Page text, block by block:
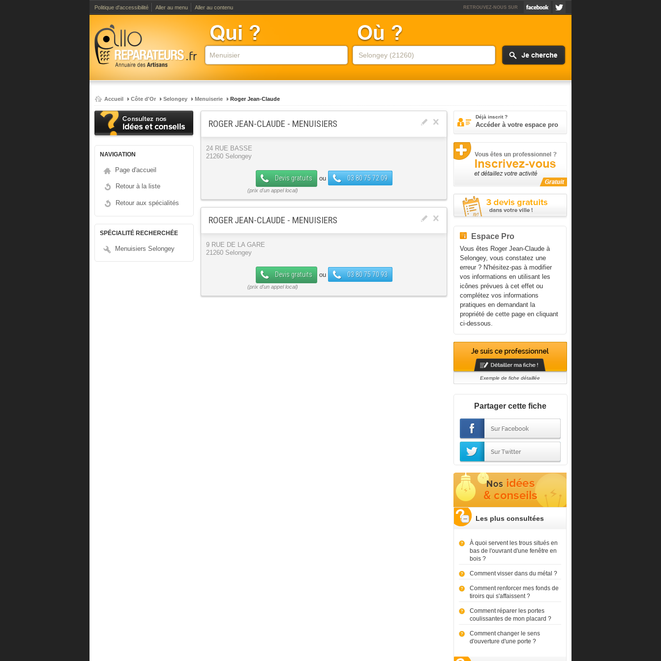
Politique d'accessibilité Aller au menu Aller au contenu RETROUVEZ-NOUS SUR
Accueil Côte d'Or Selongey Menuiserie Roger Jean-Claude
NAVIGATION
Page d'accueil
Retour à la liste
Retour aux spécialités
SPÉCIALITÉ RECHERCHÉE
Menuisiers Selongey
ROGER JEAN-CLAUDE - MENUISIERS
24 RUE BASSE
21260 Selongey
Devis gratuits ou 03 80 75 72 09
ROGER JEAN-CLAUDE - MENUISIERS
9 RUE DE LA GARE
21260 Selongey
Devis gratuits ou 03 80 75 70 93
Déjà inscrit ?
Accéder à votre espace pro
Espace Pro
Vous êtes Roger Jean-Claude à
Selongey, vous constatez une
erreur ? N'hésitez-pas à modifier
vos informations en utilisant les
icônes prévues à cet effet ou
complétez vos informations
pratiques en demandant la
propriété de cette page en cliquant
ci-dessous.
Exemple de fiche détaillée
Partager cette fiche
Les plus consultées
À quoi servent les trous situés en
bas de l'ouvrant d'une fenêtre en
bois ?
Comment visser dans du métal ?
Comment renforcer mes fonds de
tiroirs qui s'affaissent ?
Comment réparer les portes
coulissantes de mon placard ?
Comment changer le sens
d'ouverture d'une porte ?